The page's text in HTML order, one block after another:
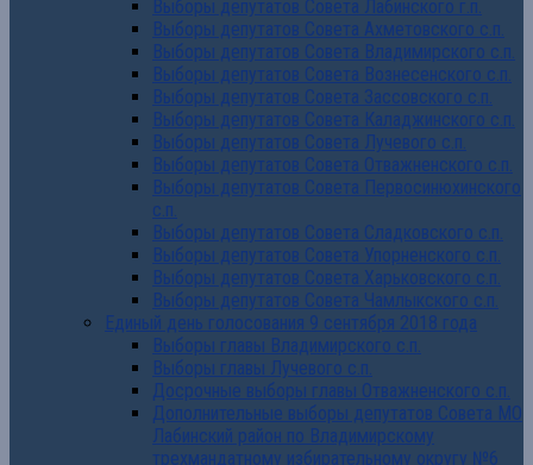
Выборы депутатов Совета Лабинского г.п.
Выборы депутатов Совета Ахметовского с.п.
Выборы депутатов Совета Владимирского с.п.
Выборы депутатов Совета Вознесенского с.п.
Выборы депутатов Совета Зассовского с.п.
Выборы депутатов Совета Каладжинского с.п.
Выборы депутатов Совета Лучевого с.п.
Выборы депутатов Совета Отважненского с.п.
Выборы депутатов Совета Первосинюхинского
с.п.
Выборы депутатов Совета Сладковского с.п.
Выборы депутатов Совета Упорненского с.п.
Выборы депутатов Совета Харьковского с.п.
Выборы депутатов Совета Чамлыкского с.п.
Единый день голосования 9 сентября 2018 года
Выборы главы Владимирского с.п.
Выборы главы Лучевого с.п.
Досрочные выборы главы Отважненского с.п.
Дополнительные выборы депутатов Совета МО
Лабинский район по Владимирскому
трехмандатному избирательному округу №6